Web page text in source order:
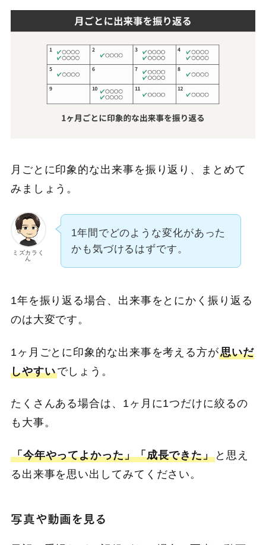
月ごとに印象的な出来事を振り返り、まとめて
みましょう。
ミズカラく
ん
1年間でどのような変化があった
かも気づけるはずです。
1年を振り返る場合、出来事をとにかく振り返る
のは大変です。
1ヶ月ごとに印象的な出来事を考える方が思いだ
しやすいでしょう。
たくさんある場合は、1ヶ月に1つだけに絞るの
も大事。
「今年やってよかった」「成長できた」 と思え
る出来事を思い出してみてください。
写真や動画を見る